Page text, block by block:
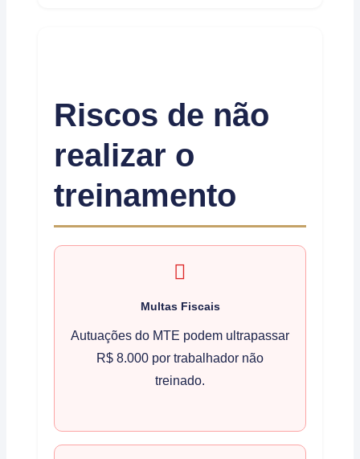
Riscos de não
realizar o
treinamento
Multas Fiscais
Autuações do MTE podem ultrapassar
R$ 8.000 por trabalhador não
treinado.